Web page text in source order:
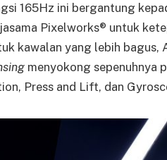
165Hz ini bergantung
Pixelworks® untuk
kawalan yang lebih
menyokong sepenuhnya
Press and Lift, dan